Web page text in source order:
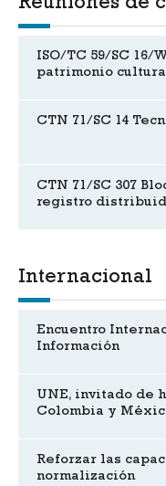
Reuniones de
ISO/TC 59/SC
patrimonio
CTN 71/SC 14
CTN 71/SC 307
registro
Internacional
Encuentro
Información
UNE, invitado de
Colombia y
Reforzar las
normalización